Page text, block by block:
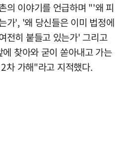
의 이야기를 언급하며 "'왜 피
가', '왜 당신들은 이미 법정에
전히 붙들고 있는가' 그리고
찾아와 굳이 쏟아내고 가는
차 가해"라고 지적했다.